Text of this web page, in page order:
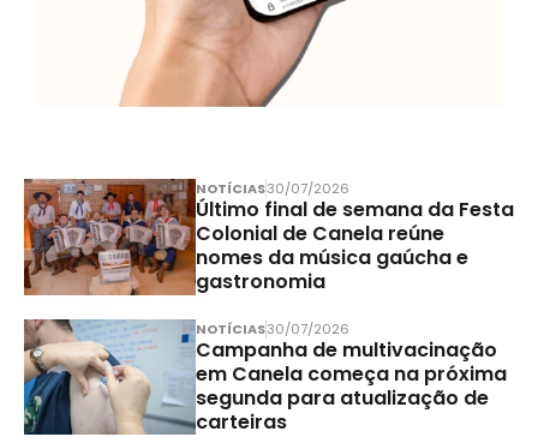
NOTÍCIAS30/07/2026
Último final de semana da Festa
Colonial de Canela reúne
nomes da música gaúcha e
gastronomia
NOTÍCIAS30/07/2026
Campanha de multivacinação
em Canela começa na próxima
segunda para atualização de
carteiras